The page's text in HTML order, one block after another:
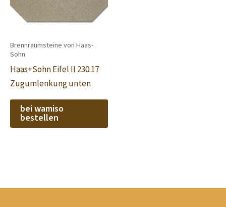
Brennraumsteine von Haas-
Sohn
Haas+Sohn Eifel II 230.17
Zugumlenkung unten
bei wamiso
bestellen